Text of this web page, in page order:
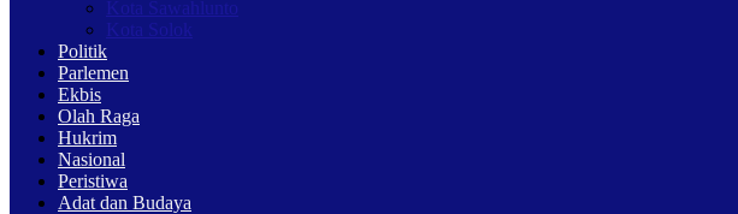
Kota Sawahlunto
Kota Solok
Politik
Parlemen
Ekbis
Olah Raga
Hukrim
Nasional
Peristiwa
Adat dan Budaya